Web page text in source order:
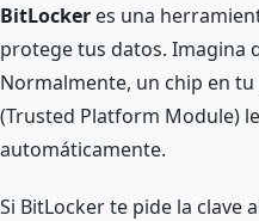
BitLocker es una
protege tus datos. Imagina
Normalmente, un chip en tu
(Trusted Platform Module)
automáticamente.
Si BitLocker te pide la clave